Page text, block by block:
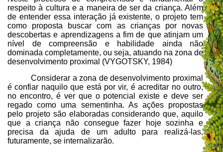
respeito à cultura e a maneira de ser da criança. Além
de entender essa interação já existente, o projeto tem
como proposta buscar com as crianças por novas
descobertas e aprendizagens a fim de que atinjam um
nível de compreensão e habilidade ainda não
dominada completamente, ou seja, atuando na zona de
desenvolvimento proximal (VYGOTSKY, 1984)
Considerar a zona de desenvolvimento proximal
é confiar naquilo que está por vir, é acreditar no outro,
no encontro, é ver que o potencial existe e deve ser
regado como uma sementinha. As ações propostas
pelo projeto são elaboradas considerando que, aquilo
que a criança não consegue fazer hoje sozinha e
precisa da ajuda de um adulto para realizá-las,
futuramente, se internalizarão.